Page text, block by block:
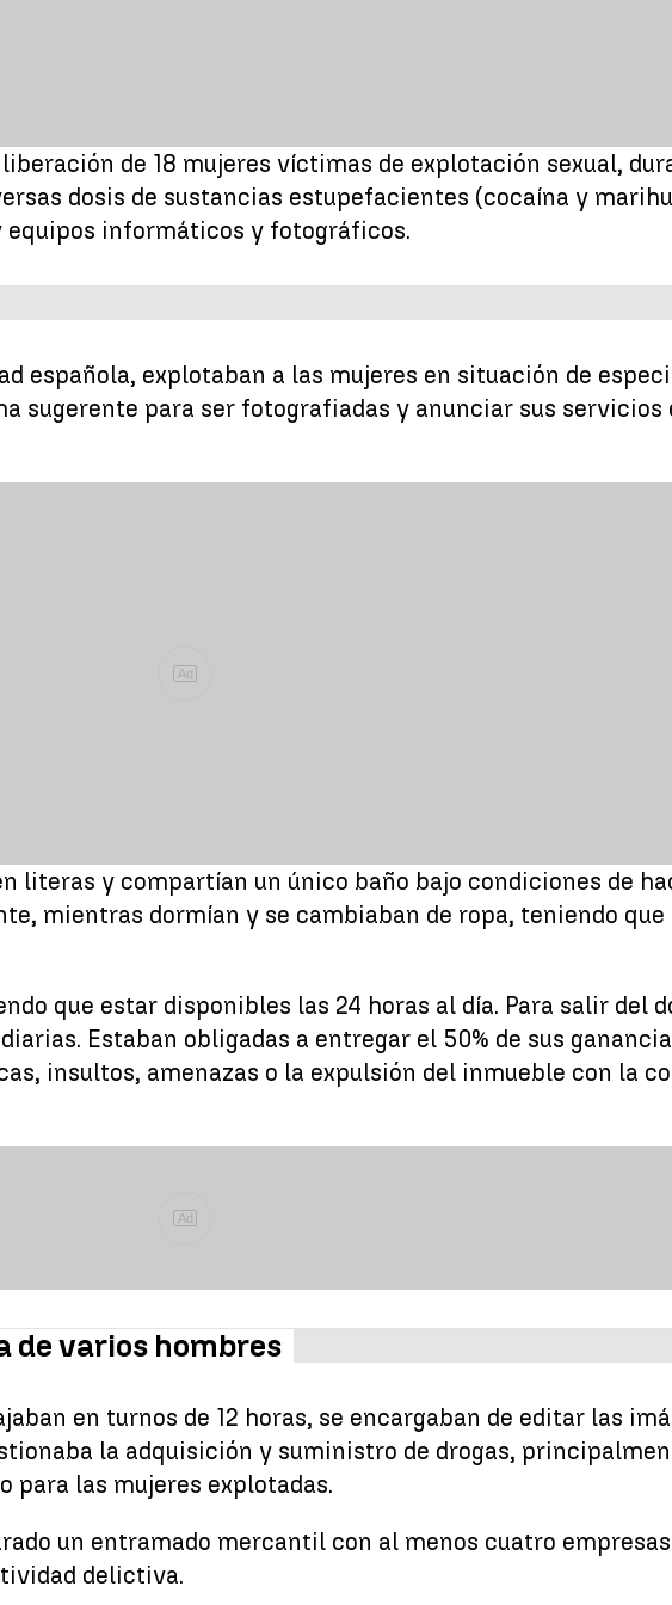
de 18 mujeres víctimas de explotación sexual,
dosis de sustancias estupefacientes (cocaína y
informáticos y fotográficos.
española, explotaban a las mujeres en situación de
sugerente para ser fotografiadas y anunciar sus servicios
Ad
literas y compartían un único baño bajo condiciones de
mientras dormían y se cambiaban de ropa, teniendo
que estar disponibles las 24 horas al día. Para salir del
Estaban obligadas a entregar el 50% de sus
insultos, amenazas o la expulsión del inmueble con la
Ad
de varios hombres
en turnos de 12 horas, se encargaban de editar las
la adquisición y suministro de drogas,
para las mujeres explotadas.
un entramado mercantil con al menos cuatro
delictiva.